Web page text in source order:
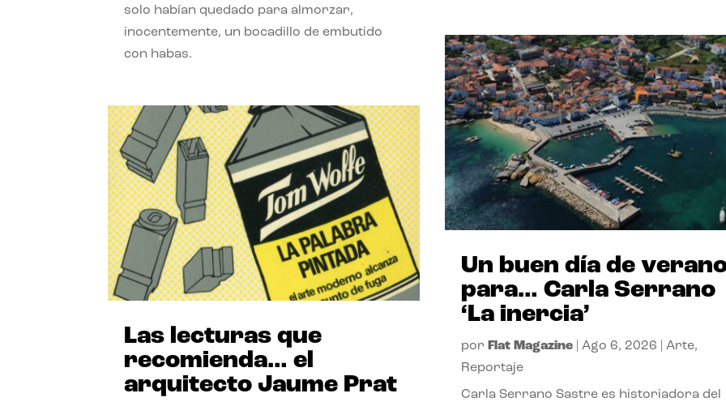
solo habían quedado para almorzar,
inocentemente, un bocadillo de embutido
con habas.
Las lecturas que
recomienda… el
arquitecto Jaume Prat
Un buen día de
para… Carla Serrano
‘La inercia’
por Flat Magazine| Ago 6, 2026 Arte,
Reportaje
Carla Serrano Sastre es historiadora del